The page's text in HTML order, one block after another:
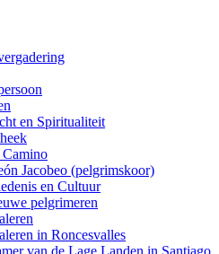
en Spiritualiteit
Jacobeo (pelgrimskoor)
en Cultuur
pelgrimeren
in Roncesvalles
van de Lage Landen in Santiago